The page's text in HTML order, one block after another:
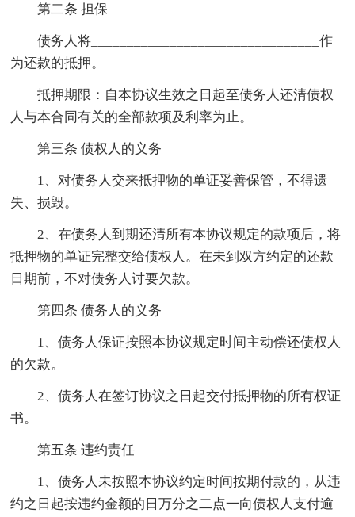
第二条 担保
债务人将________________________________作
为还款的抵押。
抵押期限：自本协议生效之日起至债务人还清债权
人与本合同有关的全部款项及利率为止。
第三条 债权人的义务
1、对债务人交来抵押物的单证妥善保管，不得遗
失、损毁。
2、在债务人到期还清所有本协议规定的款项后，将
抵押物的单证完整交给债权人。在未到双方约定的还款
日期前，不对债务人讨要欠款。
第四条 债务人的义务
1、债务人保证按照本协议规定时间主动偿还债权人
的欠款。
2、债务人在签订协议之日起交付抵押物的所有权证
书。
第五条 违约责任
1、债务人未按照本协议约定时间按期付款的，从违
约之日起按违约金额的日万分之二点一向债权人支付逾